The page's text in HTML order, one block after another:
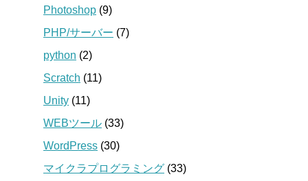
Photoshop (9)
PHP/サーバー (7)
python (2)
Scratch (11)
Unity (11)
WEBツール (33)
WordPress (30)
マイクラプログラミング (33)